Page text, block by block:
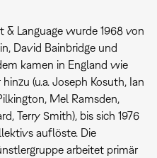
Language wurde 1968 von
David Bainbridge und
kamen in England wie
(u.a. Joseph Kosuth, Ian
Mel Ramsden,
Terry Smith), bis sich 1976
auflöste. Die
arbeitet primär